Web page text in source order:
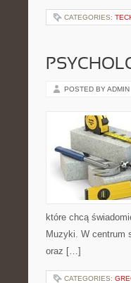
CATEGORIES:
POSTED BY ADMIN
które chcą
Muzyki. W centrum
oraz […]
CATEGORIES: